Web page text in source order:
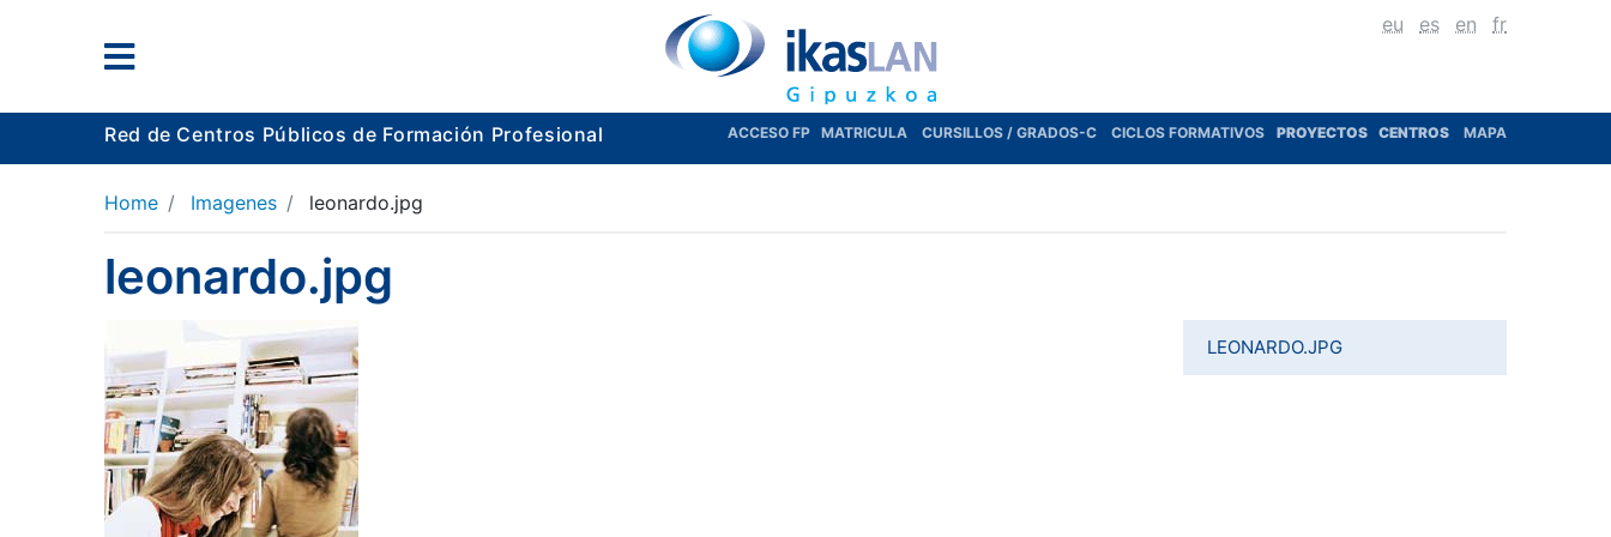
eu es en fr
Red de Centros Públicos de Formación Profesional ACCESO FP MATRICULA CURSILLOS / GRADOS-C CICLOS FORMATIVOS PROYECTOS CENTROS MAPA
Home Imagenes leonardo.jpg
leonardo.jpg
LEONARDO.JPG